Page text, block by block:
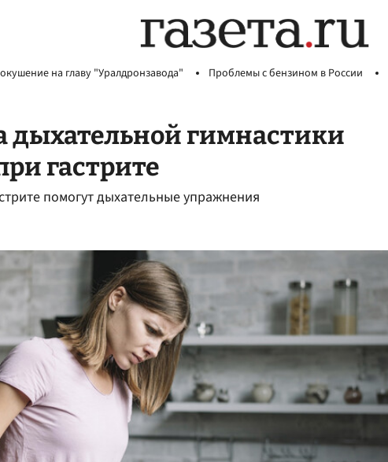
на главу "Уралдронзавода" Проблемы с бензином в России
дыхательной гимнастики
гастрите
помогут дыхательные упражнения